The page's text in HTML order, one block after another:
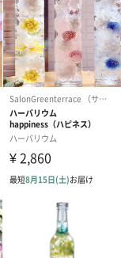
のご住所に直接お
直接手渡しする場
ュ
ダンボール装
イトピンク×
ト）（580円）